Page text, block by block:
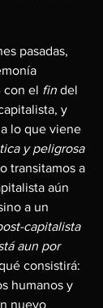
pasadas,
con el fin del
y
lo que viene
y peligrosa
transitamos a
aún
a un
capitalista
aun por
consistirá:
humanos y
nuevo